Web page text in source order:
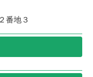
番地３